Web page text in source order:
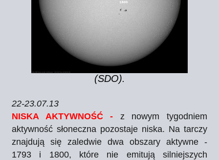
(SDO).
22-23.07.13
NISKA AKTYWNOŚĆ - z nowym tygodniem
aktywność słoneczna pozostaje niska. Na tarczy
znajdują się zaledwie dwa obszary aktywne -
1793 i 1800, które nie emitują silniejszych